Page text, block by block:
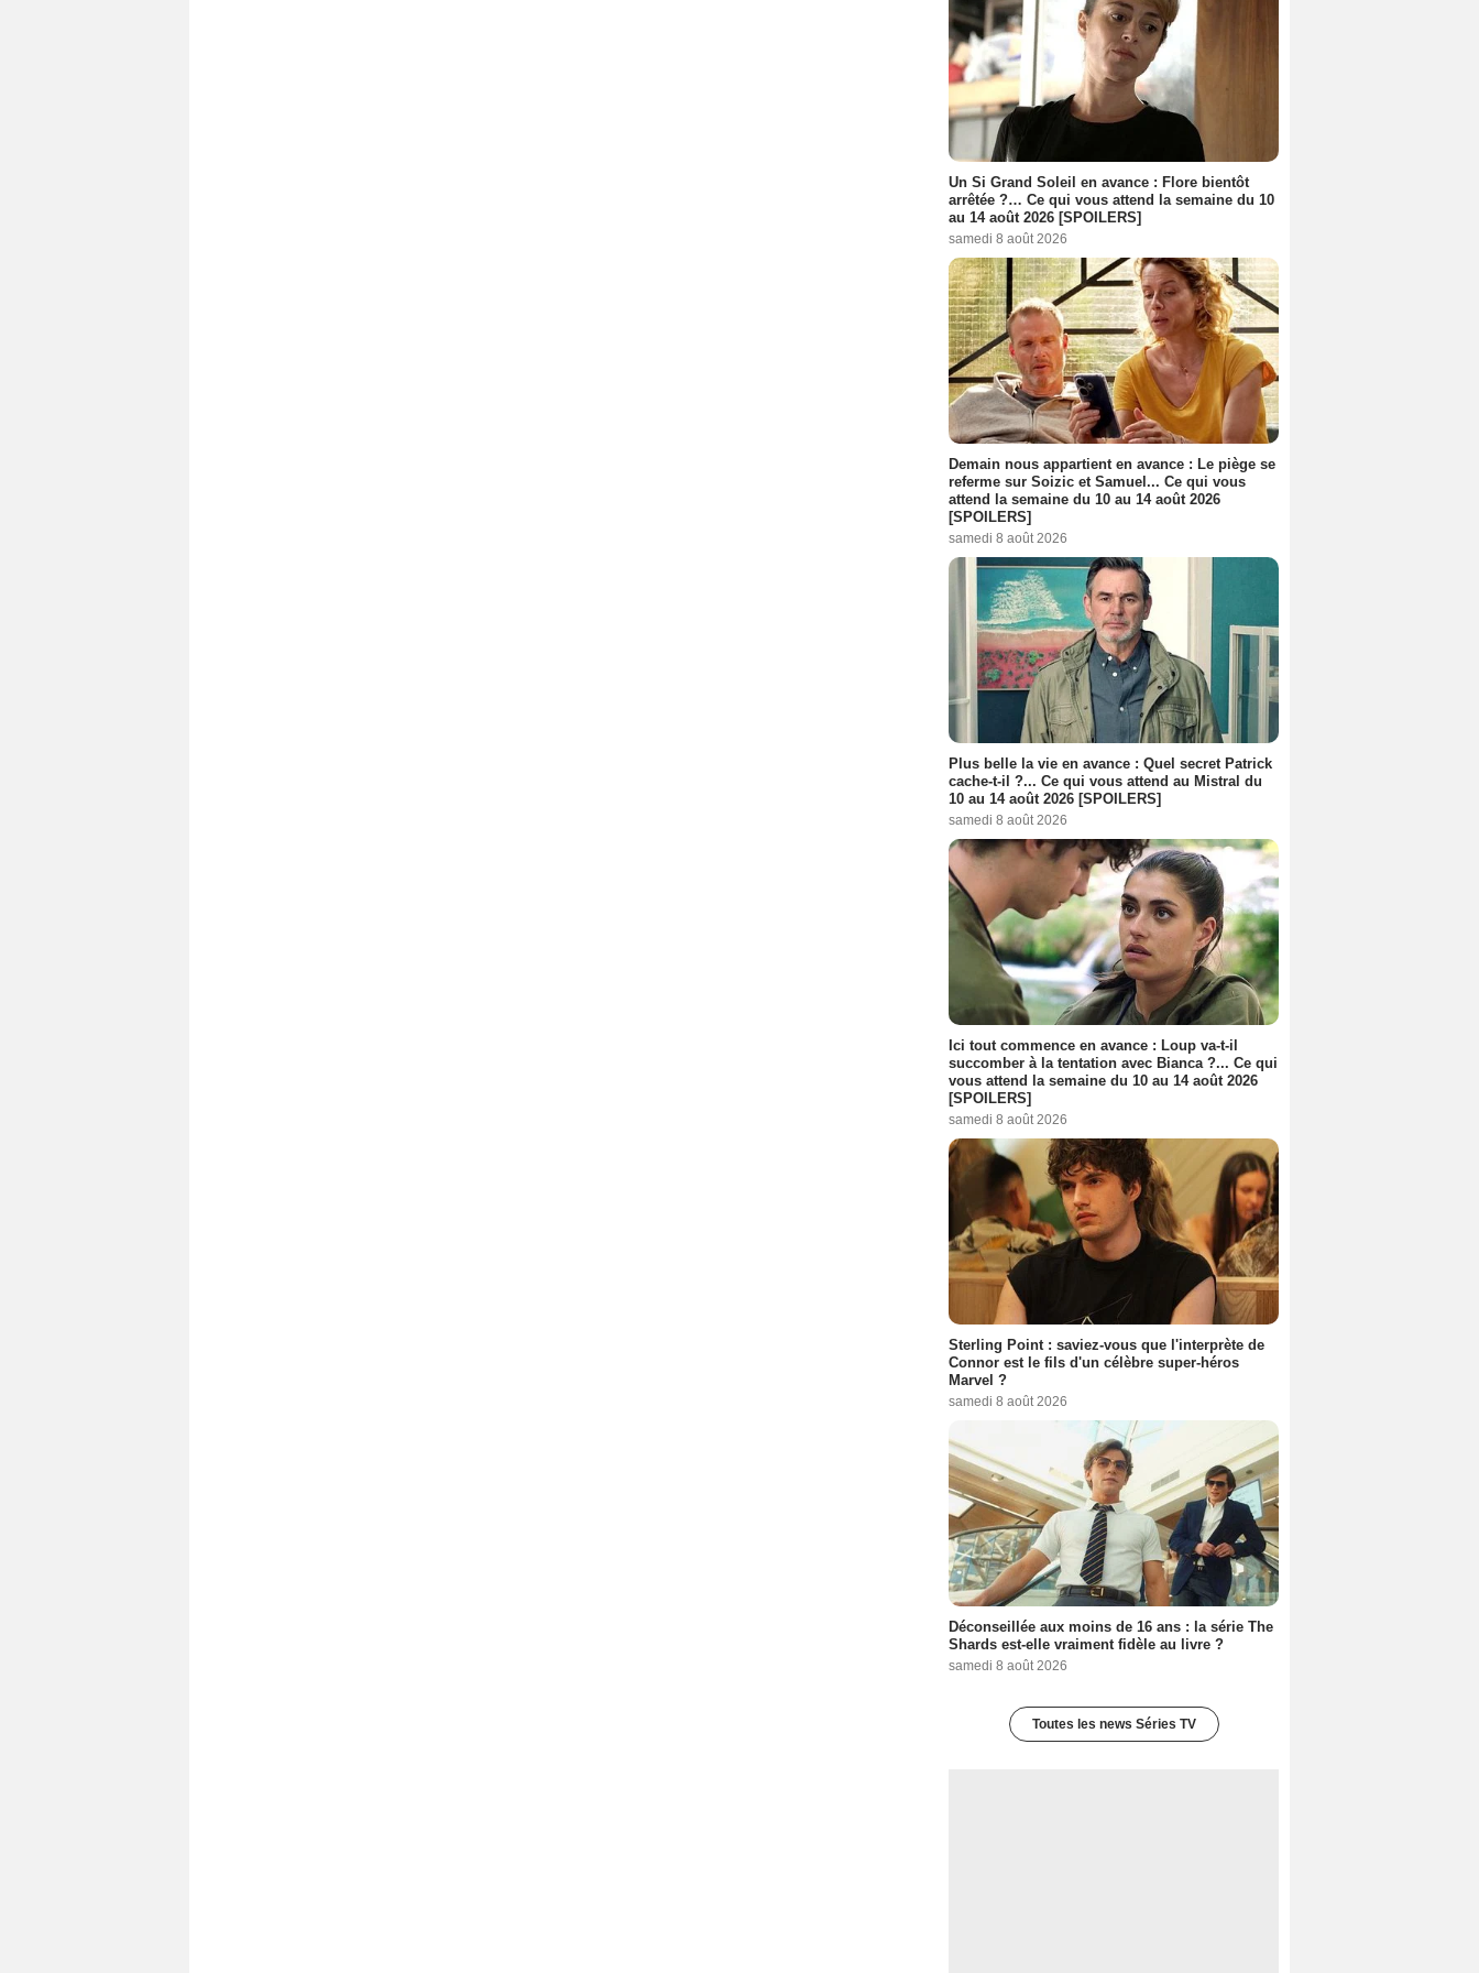
Un Si Grand Soleil en avance : Flore bientôt
arrêtée ?… Ce qui vous attend la semaine du 10
au 14 août 2026 [SPOILERS]
samedi 8 août 2026
Demain nous appartient en avance : Le piège se
referme sur Soizic et Samuel... Ce qui vous
attend la semaine du 10 au 14 août 2026
[SPOILERS]
samedi 8 août 2026
Plus belle la vie en avance : Quel secret Patrick
cache-t-il ?... Ce qui vous attend au Mistral du
10 au 14 août 2026 [SPOILERS]
samedi 8 août 2026
Ici tout commence en avance : Loup va-t-il
succomber à la tentation avec Bianca ?... Ce qui
vous attend la semaine du 10 au 14 août 2026
[SPOILERS]
samedi 8 août 2026
Sterling Point : saviez-vous que l'interprète de
Connor est le fils d'un célèbre super-héros
Marvel ?
samedi 8 août 2026
Déconseillée aux moins de 16 ans : la série The
Shards est-elle vraiment fidèle au livre ?
samedi 8 août 2026
Toutes les news Séries TV